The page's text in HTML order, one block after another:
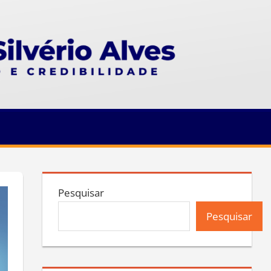
Pesquisar
Pesquisar